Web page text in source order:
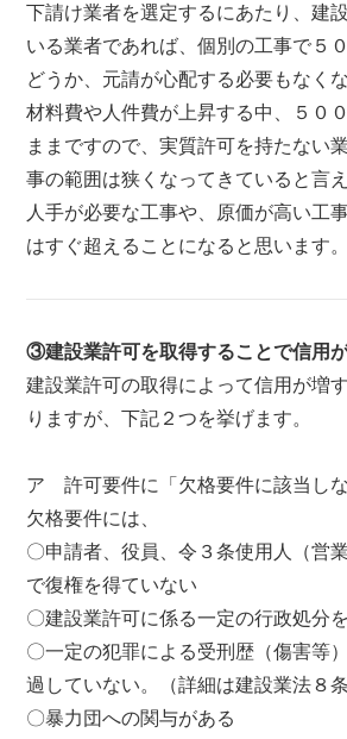
下請け業者を選定するにあたり、建
いる業者であれば、個別の工事で５
どうか、元請が心配する必要もなくな
材料費や人件費が上昇する中、５０
ままですので、実質許可を持たない
事の範囲は狭くなってきていると言え
人手が必要な工事や、原価が高い工
はすぐ超えることになると思います。
③建設業許可を取得することで信用
建設業許可の取得によって信用が増
りますが、下記２つを挙げます。
ア 許可要件に「欠格要件に該当しな
欠格要件には、
〇申請者、役員、令３条使用人（営
で復権を得ていない
〇建設業許可に係る一定の行政処分
〇一定の犯罪による受刑歴（傷害等
過していない。（詳細は建設業法８
〇暴力団への関与がある